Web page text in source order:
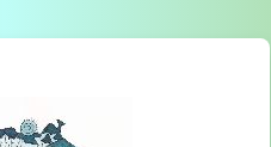
登录Vajda